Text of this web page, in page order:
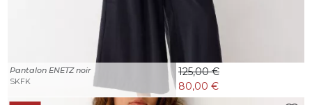
Pantalon ENETZ noir
SKFK
125,00 €
80,00 €